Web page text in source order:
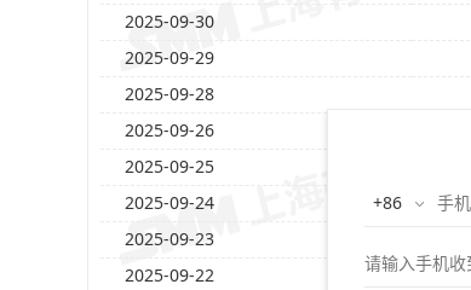
2025-09-30
2025-09-29
2025-09-28
2025-09-26
2025-09-25
2025-09-24
2025-09-23
2025-09-22